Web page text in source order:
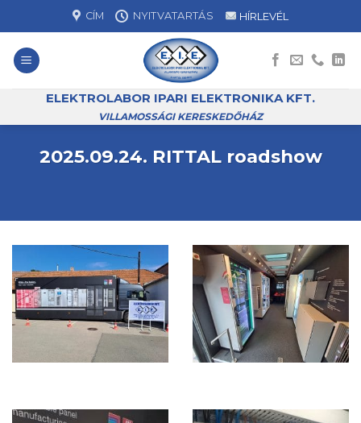
to
content
CÍM NYITVATARTÁS HÍRLEVÉL
ELEKTROLABOR IPARI ELEKTRONIKA KFT.
VILLAMOSSÁGI KERESKEDŐHÁZ
2025.09.24. RITTAL roadshow